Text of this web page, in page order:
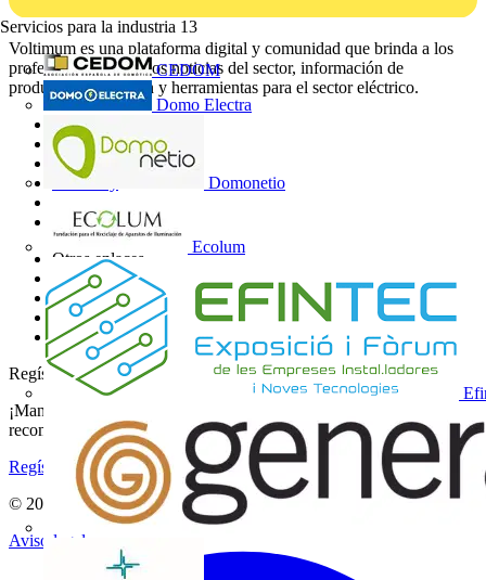
Servicios para la industria 13
CEDOM
Domo Electra
Domonetio
Ecolum
Voltimum es una plataforma digital y comunidad que brinda a los
profesionales eléctricos noticias del sector, información de
productos, formación y herramientas para el sector eléctrico.
Mapa del sitio
Inicio
Noticias
Academy
Socios
Otros enlaces
Sobre Voltimum
Contacto
Catálogos
Grupo Voltimum
Regístrate en Voltimum
¡Mantente al día con las últimas noticias del sector y gana
recompensas por tus compras eléctricas!
Regístrate aquí
© 2002-
2026Voltimum
Aviso legal